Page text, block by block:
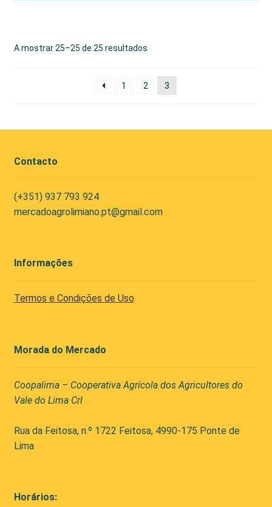
A mostrar 25–25 de 25 resultados
1 2 3
Contacto
(+351) 937 793 924
mercadoagrolimiano.pt@gmail.com
Informações
Termos e Condições de Uso
Morada do Mercado
Coopalima – Cooperativa Agrícola dos Agricultores do
Vale do Lima Crl
Rua da Feitosa, n.º 1722 Feitosa, 4990-175 Ponte de
Lima
Horários: